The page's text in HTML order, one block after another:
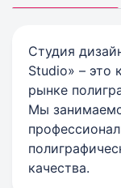
Студия
Studio» – это
рынке
Мы
качества.